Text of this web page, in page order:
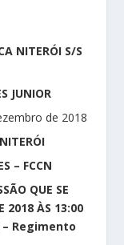
NITERÓI S/S
JUNIOR
de 2018
– FCCN
QUE SE
2018 ÀS 13:00
– Regimento